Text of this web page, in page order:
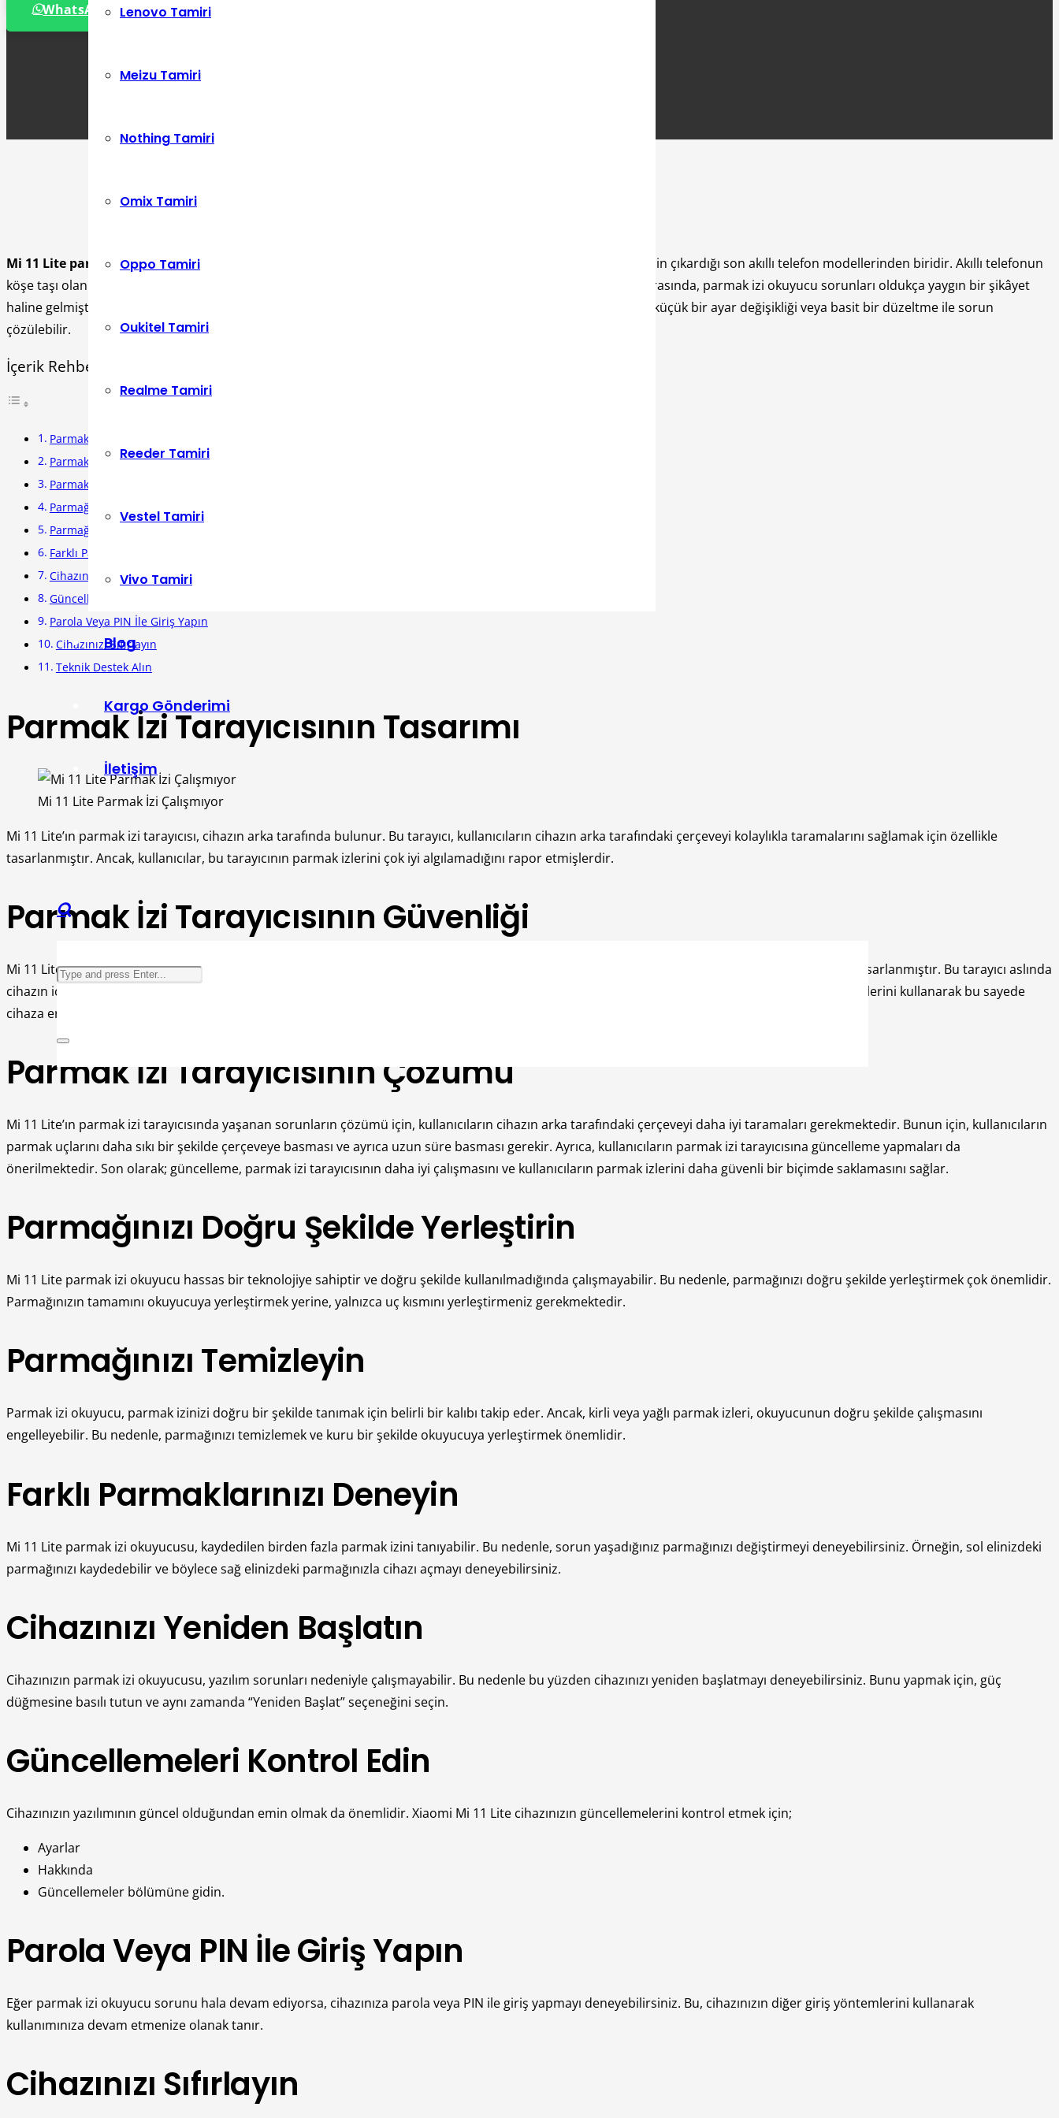
Lenovo Tamiri
Meizu Tamiri
Nothing Tamiri
Omix Tamiri
Oppo Tamiri
Oukitel Tamiri
Realme Tamiri
Reeder Tamiri
Vestel Tamiri
Vivo Tamiri
Blog
Kargo Gönderimi
İletişim
WhatsApp Destek Hattı
Mi 11 Lite parmak izi çalışmıyor
kullanıcılara zorluk çıkaran bir sorun olarak ortaya çıkar. Mi 11 Lite, Xiaomi’nin çıkardığı son akıllı telefon modellerinden biridir. Akıllı telefonun
köşe taşı olan özellikleri arasında parmak izi tarayıcısı da bulunur. Xiaomi Mi 11 Lite akıllı telefon kullanıcıları arasında, parmak izi okuyucu sorunları oldukça yaygın bir şikâyet
haline gelmiştir. Bu sorunun nedenleri, genellikle yazılım veya donanım kaynaklı olabilir. Ancak, bazen sadece küçük bir ayar değişikliği veya basit bir düzeltme ile sorun
çözülebilir.
İçerik Rehberi
Parmak İzi Tarayıcısının Tasarımı
Parmak İzi Tarayıcısının Güvenliği
Parmak İzi Tarayıcısının Çözümü
Parmağınızı Doğru Şekilde Yerleştirin
Parmağınızı Temizleyin
Farklı Parmaklarınızı Deneyin
Cihazınızı Yeniden Başlatın
Güncellemeleri Kontrol Edin
Parola Veya PIN İle Giriş Yapın
Cihazınızı Sıfırlayın
Teknik Destek Alın
Parmak İzi Tarayıcısının Tasarımı
Mi 11 Lite Parmak İzi Çalışmıyor
Mi 11 Lite’ın parmak izi tarayıcısı, cihazın arka tarafında bulunur. Bu tarayıcı, kullanıcıların cihazın arka tarafındaki çerçeveyi kolaylıkla taramalarını sağlamak için özellikle
tasarlanmıştır. Ancak, kullanıcılar, bu tarayıcının parmak izlerini çok iyi algılamadığını rapor etmişlerdir.
Parmak İzi Tarayıcısının Güvenliği
Mi 11 Lite’ın parmak izi tarayıcısı, kullanıcıların parmak izlerini çok iyi algılamakla birlikte aynı zamanda güvenli bir biçimde saklayabilmek için de tasarlanmıştır. Bu tarayıcı aslında
cihazın içine koruma kodu olarak kullanılan bir kod numarası ile şifrelenir. Böylece, parmak izleri güvende tutulur ve böylelikle kimse bu parmak izlerini kullanarak bu sayede
cihaza erişemez.
Parmak İzi Tarayıcısının Çözümü
Mi 11 Lite’ın parmak izi tarayıcısında yaşanan sorunların çözümü için, kullanıcıların cihazın arka tarafındaki çerçeveyi daha iyi taramaları gerekmektedir. Bunun için, kullanıcıların
parmak uçlarını daha sıkı bir şekilde çerçeveye basması ve ayrıca uzun süre basması gerekir. Ayrıca, kullanıcıların parmak izi tarayıcısına güncelleme yapmaları da
önerilmektedir. Son olarak; güncelleme, parmak izi tarayıcısının daha iyi çalışmasını ve kullanıcıların parmak izlerini daha güvenli bir biçimde saklamasını sağlar.
Parmağınızı Doğru Şekilde Yerleştirin
Mi 11 Lite parmak izi okuyucu hassas bir teknolojiye sahiptir ve doğru şekilde kullanılmadığında çalışmayabilir. Bu nedenle, parmağınızı doğru şekilde yerleştirmek çok önemlidir.
Parmağınızın tamamını okuyucuya yerleştirmek yerine, yalnızca uç kısmını yerleştirmeniz gerekmektedir.
Parmağınızı Temizleyin
Parmak izi okuyucu, parmak izinizi doğru bir şekilde tanımak için belirli bir kalıbı takip eder. Ancak, kirli veya yağlı parmak izleri, okuyucunun doğru şekilde çalışmasını
engelleyebilir. Bu nedenle, parmağınızı temizlemek ve kuru bir şekilde okuyucuya yerleştirmek önemlidir.
Farklı Parmaklarınızı Deneyin
Mi 11 Lite parmak izi okuyucusu, kaydedilen birden fazla parmak izini tanıyabilir. Bu nedenle, sorun yaşadığınız parmağınızı değiştirmeyi deneyebilirsiniz. Örneğin, sol elinizdeki
parmağınızı kaydedebilir ve böylece sağ elinizdeki parmağınızla cihazı açmayı deneyebilirsiniz.
Cihazınızı Yeniden Başlatın
Cihazınızın parmak izi okuyucusu, yazılım sorunları nedeniyle çalışmayabilir. Bu nedenle bu yüzden cihazınızı yeniden başlatmayı deneyebilirsiniz. Bunu yapmak için, güç
düğmesine basılı tutun ve aynı zamanda “Yeniden Başlat” seçeneğini seçin.
Güncellemeleri Kontrol Edin
Cihazınızın yazılımının güncel olduğundan emin olmak da önemlidir. Xiaomi Mi 11 Lite cihazınızın güncellemelerini kontrol etmek için;
Ayarlar
Hakkında
Güncellemeler bölümüne gidin.
Parola Veya PIN İle Giriş Yapın
Eğer parmak izi okuyucu sorunu hala devam ediyorsa, cihazınıza parola veya PIN ile giriş yapmayı deneyebilirsiniz. Bu, cihazınızın diğer giriş yöntemlerini kullanarak
kullanımınıza devam etmenize olanak tanır.
Cihazınızı Sıfırlayın